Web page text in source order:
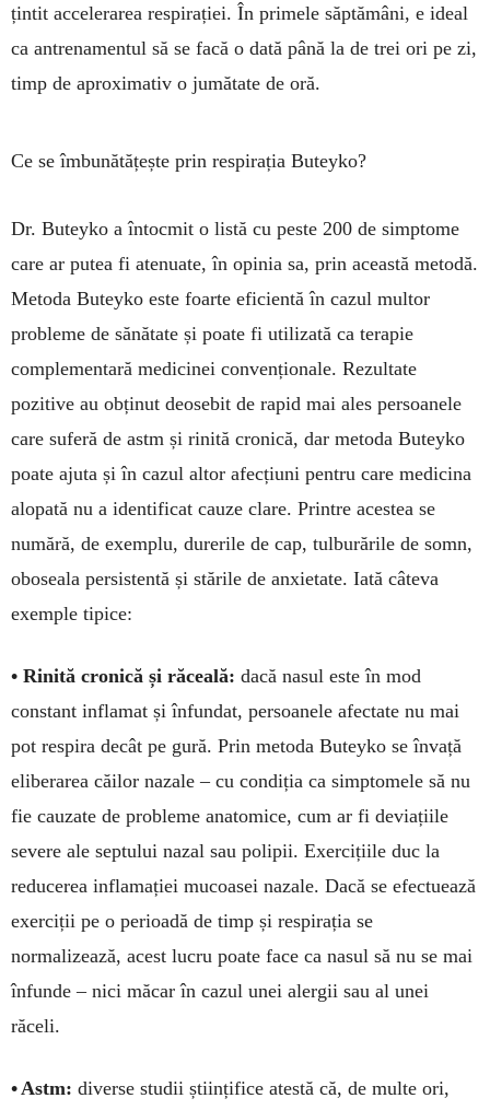
țintit accelerarea respi­rației. În primele săptămâni, e ideal
ca antre­na­men­tul să se facă o dată până la de trei ori pe zi,
timp de aproximativ o jumătate de oră.
Ce se îmbunătățește prin respirația Buteyko?
Dr. Buteyko a întocmit o listă cu peste 200 de simptome
care ar putea fi atenuate, în opinia sa, prin această metodă.
Metoda Buteyko este foarte eficientă în cazul multor
probleme de sănătate și poate fi utilizată ca terapie
complementară me­di­cinei convenționale. Rezultate
pozitive au obținut deosebit de rapid mai ales persoanele
care suferă de astm și rinită cronică, dar metoda Buteyko
poate ajuta și în cazul altor afecțiuni pentru care medicina
alopată nu a identificat cauze clare. Prin­tre acestea se
numără, de exemplu, durerile de cap, tulburările de somn,
oboseala persistentă și stările de anxietate. Iată câteva
exemple tipice:
• Rinită cronică și răceală: dacă nasul este în mod
constant inflamat și înfundat, persoanele afec­tate nu mai
pot respira decât pe gură. Prin me­toda Buteyko se învață
eliberarea căilor nazale – cu condiția ca simptomele să nu
fie cauzate de proble­me anatomice, cum ar fi deviațiile
severe ale sep­tului nazal sau polipii. Exercițiile duc la
reducerea inflamației mucoasei nazale. Dacă se efectuează
exerciții pe o perioadă de timp și respirația se
normalizează, acest lucru poate face ca nasul să nu se mai
înfunde – nici măcar în cazul unei alergii sau al unei
răceli.
• Astm: diverse studii științifice atestă că, de multe ori,